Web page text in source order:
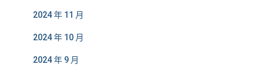
2024 年 11 月
2024 年 10 月
2024 年 9 月